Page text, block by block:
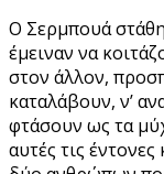
Ο Σερμπουά
έμειναν να
στον άλλον,
καταλάβουν, ν’
φτάσουν ως τα
αυτές τις